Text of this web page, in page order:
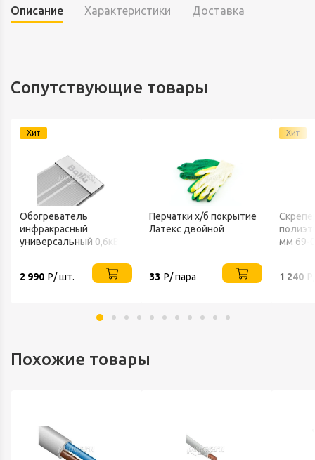
Описание Характеристики Доставка
Сопутствующие товары
Хит
Обогреватель
инфракрасный
универсальный 0,6кВт
2 990 Р/ шт.
Перчатки х/б покрытие
Латекс двойной
33 Р/ пара
Хит
мм 69-
1 240
Похожие товары